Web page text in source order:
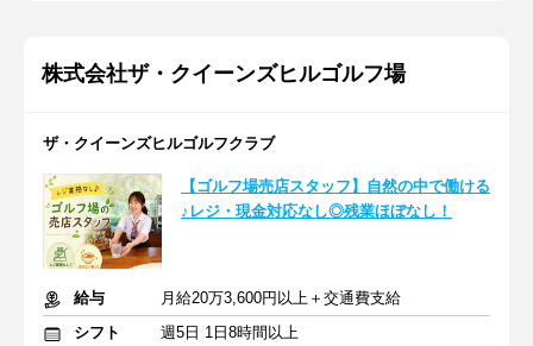
株式会社ザ・クイーンズヒルゴルフ場
ザ・クイーンズヒルゴルフクラブ
【ゴルフ場売店スタッフ】自然の中で働ける
♪レジ・現金対応なし◎残業ほぼなし！
給与
月給20万3,600円以上＋交通費支給
シフト
週5日 1日8時間以上